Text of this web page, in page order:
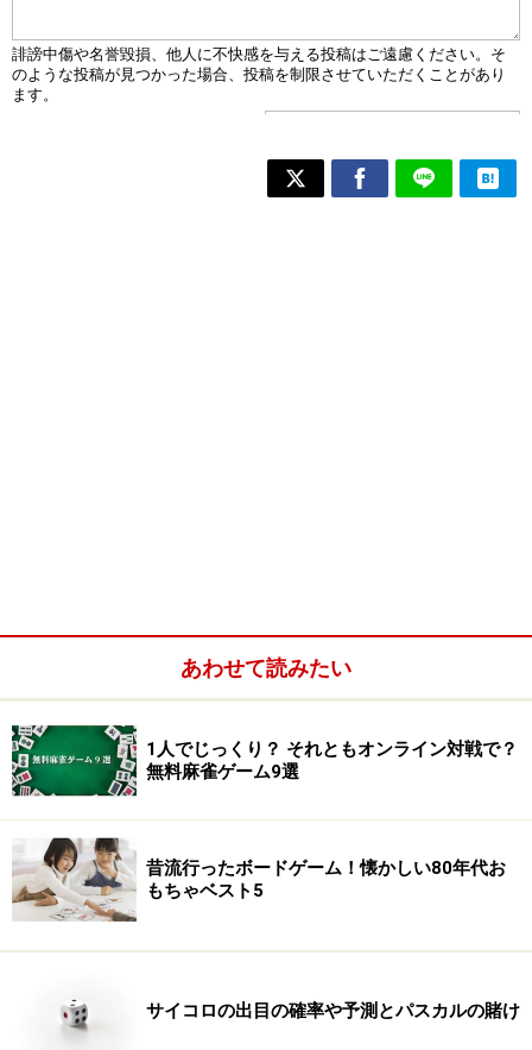
あわせて読みたい
1人でじっくり？ それともオンライン対戦で？
無料麻雀ゲーム9選
昔流行ったボードゲーム！懐かしい80年代お
もちゃベスト5
サイコロの出目の確率や予測とパスカルの賭け